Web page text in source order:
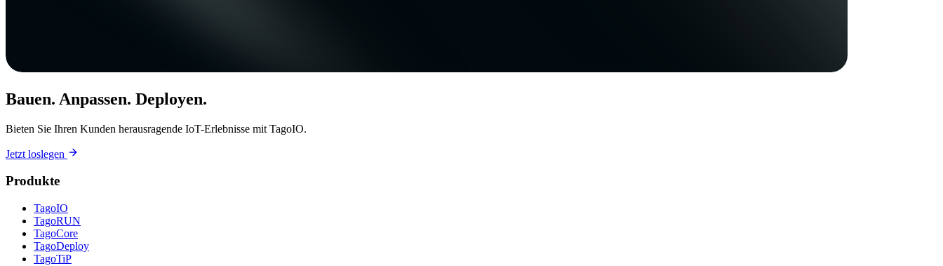
Bauen. Anpassen. Deployen.
Bieten Sie Ihren Kunden herausragende IoT-Erlebnisse mit TagoIO.
Jetzt loslegen
Produkte
TagoIO
TagoRUN
TagoCore
TagoDeploy
TagoTiP